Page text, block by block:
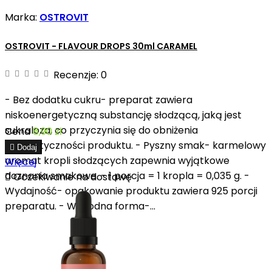
Marka: OSTROVIT
OSTROVIT - FLAVOUR DROPS 30ml CARAMEL
Recenzje: 0
- Bez dodatku cukru- preparat zawiera
niskoenergetyczną substancję słodzącą, jaką jest
sukraloza, co przyczynia się do obniżenia
energetyczności produktu. - Pyszny smak- karmelowy
aromat kropli słodzących zapewnia wyjątkowe
doznania smakowe. - 1 porcja = 1 kropla = 0,035 g. -
Wydajność- opakowanie produktu zawiera 925 porcji
preparatu. - Wygodna forma-...
Cena8,90 zł
 Dodaj
Więcej
Oczekiwanie na dostawę